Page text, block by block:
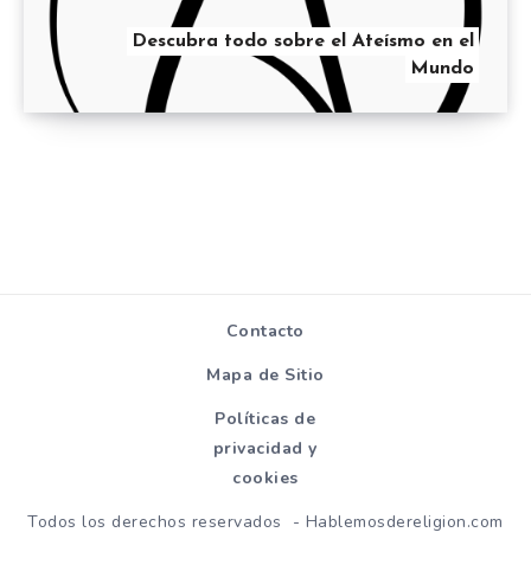
Descubra todo sobre el Ateísmo en el
Mundo
Contacto
Mapa de Sitio
Políticas de
privacidad y
cookies
Todos los derechos reservados - Hablemosdereligion.com